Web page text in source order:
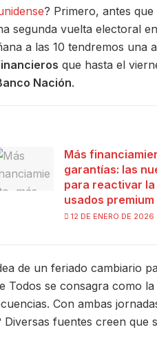
? Primero, antes
segunda vuelta electoral
a las 10 tendremos una
que hasta el
Nación.
Más
garantías: las
para reactivar
usados premium
12 DE ENERO DE 2026
de un feriado cambiario
Todos se consagra como
Con ambas
fuentes creen que